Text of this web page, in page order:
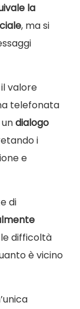
la
, ma si
valore
telefonata
dialogo
i
e
di
le difficoltà
è vicino